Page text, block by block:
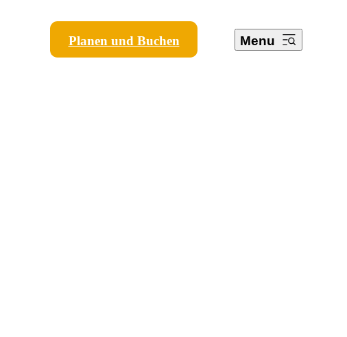
Planen und Buchen Menu